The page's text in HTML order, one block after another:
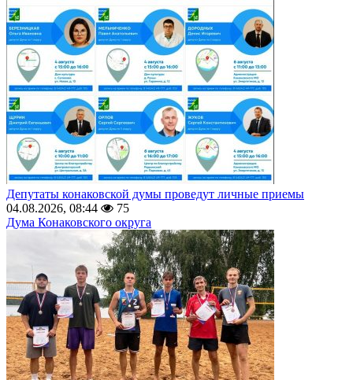
Депутаты конаковской думы проведут личные приемы
04.08.2026, 08:44
75
Дума Конаковского округа